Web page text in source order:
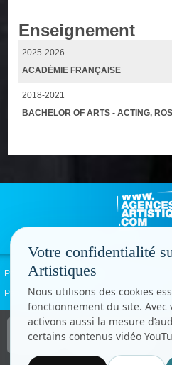
Enseignement
2025-2026
ACADÉMIE FRANÇAISE
2018-2021
BACHELOR OF ARTS - ACTING,
Politique de confidentialité
Paramètres cookies
Votre confidentialité
Artistiques
Nous utilisons des cookies
fonctionnement du site. Avec
activons aussi la mesure
certains contenus vidéo